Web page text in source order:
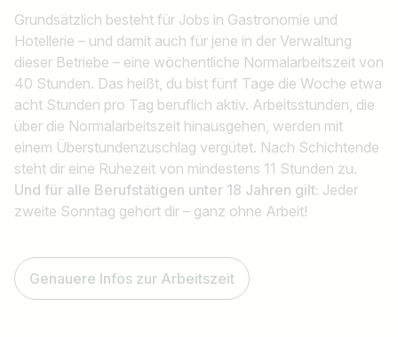
Grundsätzlich besteht für Jobs in Gastronomie und
Hotellerie – und damit auch für jene in der Verwaltung
dieser Betriebe – eine wöchentliche Normalarbeitszeit von
40 Stunden. Das heißt, du bist fünf Tage die Woche etwa
acht Stunden pro Tag beruflich aktiv. Arbeitsstunden, die
über die Normalarbeitszeit hinausgehen, werden mit
einem Überstundenzuschlag vergütet. Nach Schichtende
steht dir eine Ruhezeit von mindestens 11 Stunden zu.
Und für alle Berufstätigen unter 18 Jahren gilt: Jeder
zweite Sonntag gehört dir – ganz ohne Arbeit!
Genauere Infos zur Arbeitszeit